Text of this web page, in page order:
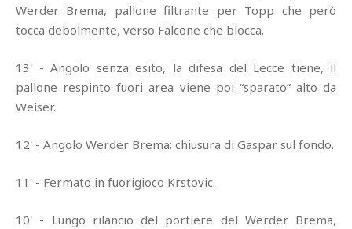
Werder Brema, pallone filtrante per Topp che però
tocca debolmente, verso Falcone che blocca.
13' - Angolo senza esito, la difesa del Lecce tiene, il
pallone respinto fuori area viene poi “sparato” alto da
Weiser.
12' - Angolo Werder Brema: chiusura di Gaspar sul fondo.
11' - Fermato in fuorigioco Krstovic.
10' - Lungo rilancio del portiere del Werder Brema,